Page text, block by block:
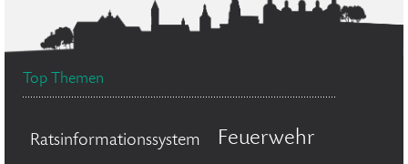
Top Themen
Ratsinformationssystem Feuerwehr